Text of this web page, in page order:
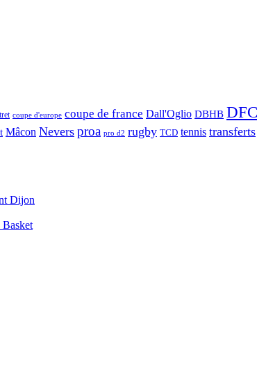
coupe d'europe coupe de france Dall'Oglio DBHB
Mâcon Nevers proa pro d2 rugby TCD tennis transferts
Dijon
Basket